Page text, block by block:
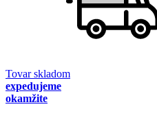
Tovar skladom
expedujeme
okamžite